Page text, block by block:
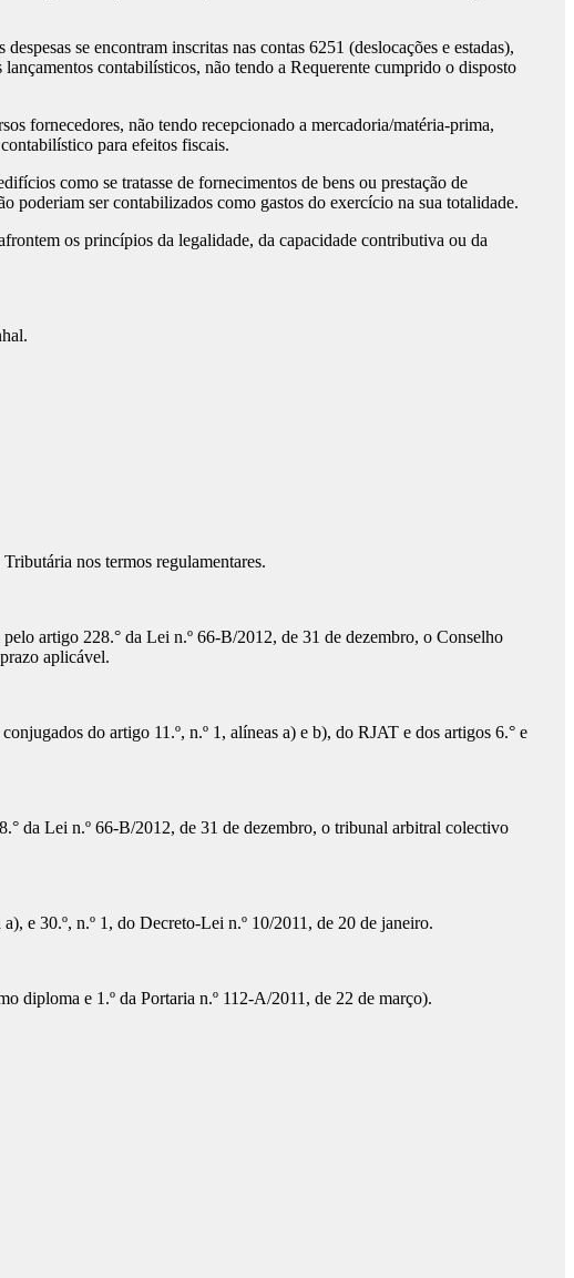
se encontram inscritas nas contas 6251 (deslocações e estadas),
contabilísticos, não tendo a Requerente cumprido o disposto
fornecedores, não tendo recepcionado a mercadoria/matéria-prima,
para efeitos fiscais.
como se tratasse de fornecimentos de bens ou prestação de
poderiam ser contabilizados como gastos do exercício na sua totalidade.
os princípios da legalidade, da capacidade contributiva ou da
nos termos regulamentares.
artigo 228.° da Lei n.º 66-B/2012, de 31 de dezembro, o Conselho
aplicável.
do artigo 11.º, n.º 1, alíneas a) e b), do RJAT e dos artigos 6.° e
da Lei n.º 66-B/2012, de 31 de dezembro, o tribunal arbitral colectivo
e 30.º, n.º 1, do Decreto-Lei n.º 10/2011, de 20 de janeiro.
diploma e 1.º da Portaria n.º 112-A/2011, de 22 de março).